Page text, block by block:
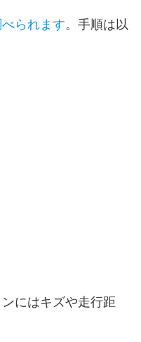
られます。手順は以
にはキズや走行距